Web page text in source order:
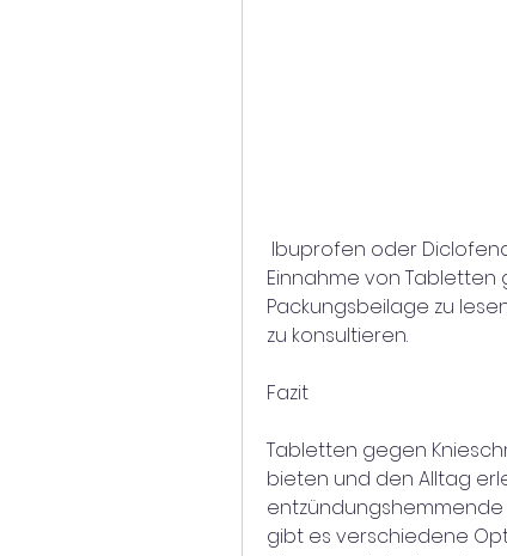
Einnahme von
Packungsbeilage zu
zu konsultieren.
Fazit
Tabletten gegen
bieten und den Alltag
entzündungshemmende
gibt es verschiedene